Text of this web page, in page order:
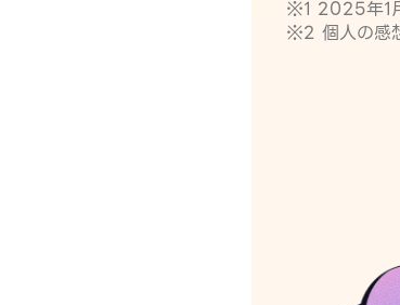
※1 2025年1月
※2 個人の感